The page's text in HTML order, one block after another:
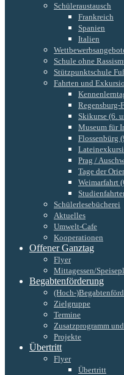
Schüleraustausch
Frankreich
Spanien
Italien
Schule ohne
Stützpunktschule
Fahrten und
Regensburg-
Skikurse (6.
Museum für
Flossenbürg
Prag /
Tage der
Weimarfahrt
Schülerlesebücherei
Aktuelles
Umwelt-Cafe
Kooperationen
Offener Ganztag
Flyer
Mittagessen/
Begabtenförderung
(Hoch-
Zielgruppe
Termine
Zusatzprogramm
Projekte
Übertritt
Flyer
Übertritt